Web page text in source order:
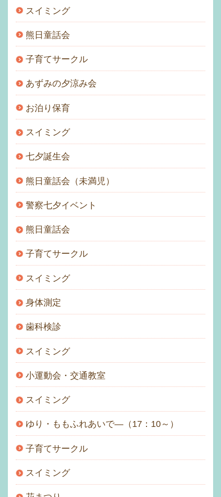
スイミング
熊日童話会
子育てサークル
あずみの夕涼み会
お泊り保育
スイミング
七夕誕生会
熊日童話会（未満児）
警察七夕イベント
熊日童話会
子育てサークル
スイミング
身体測定
歯科検診
スイミング
小運動会・交通教室
スイミング
ゆり・ももふれあいで―（17：10～）
子育てサークル
スイミング